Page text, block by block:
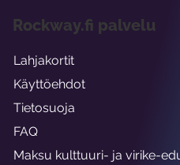
Rockway.fi palvelu
Lahjakortit
Käyttöehdot
Tietosuoja
FAQ
Maksu kulttuuri- ja virike-